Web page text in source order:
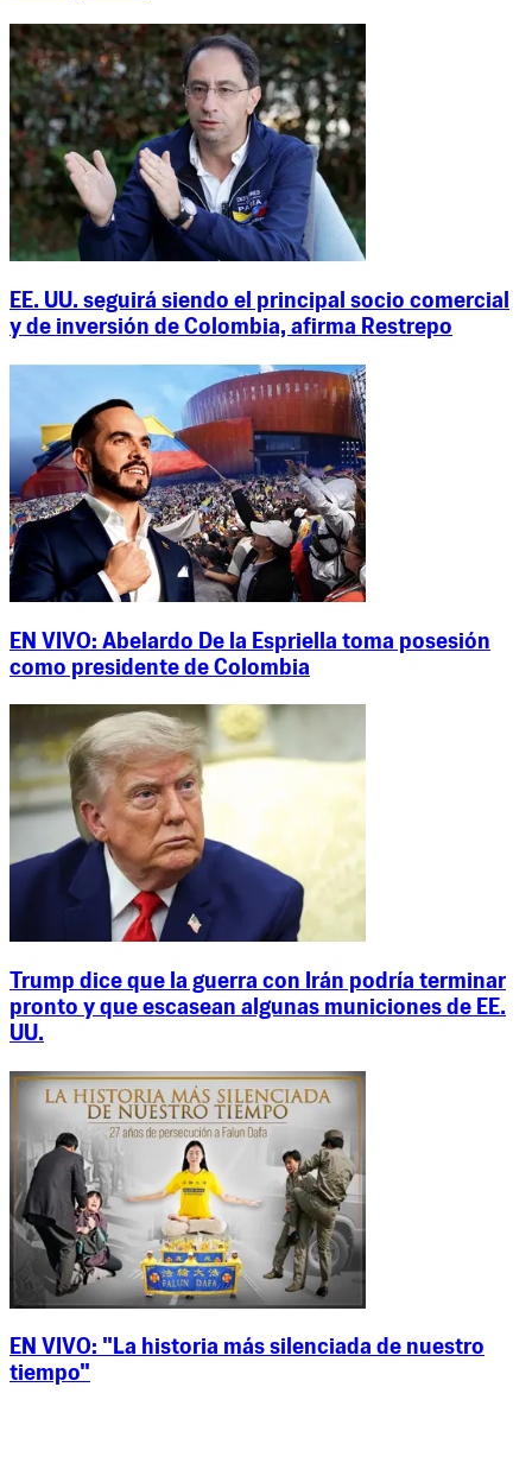
EE. UU. seguirá siendo el principal socio comercial
y de inversión de Colombia, afirma Restrepo
EN VIVO: Abelardo De la Espriella toma posesión
como presidente de Colombia
Trump dice que la guerra con Irán podría terminar
pronto y que escasean algunas municiones de EE.
UU.
EN VIVO: "La historia más silenciada de nuestro
tiempo"